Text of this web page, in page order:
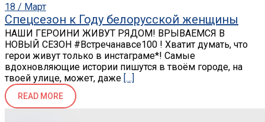
18 / Март
Спецсезон к Году белорусской женщины
НАШИ ГЕРОИНИ ЖИВУТ РЯДОМ! ВРЫВАЕМСЯ В
НОВЫЙ СЕЗОН #Встречанавсе100 ! Хватит думать, что
герои живут только в инстаграме*! Самые
вдохновляющие истории пишутся в твоём городе, на
твоей улице, может, даже […]
READ MORE